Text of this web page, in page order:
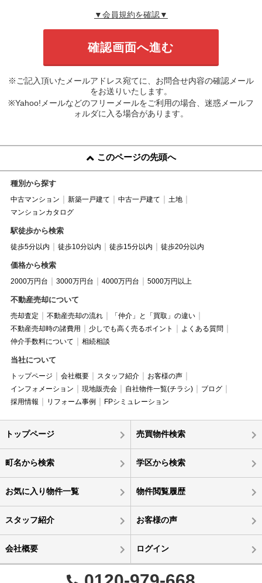
▼会員規約を確認▼
※ご記入頂いたメールアドレス宛てに、お問合せ内容の確認メール
をお送りいたします。
※Yahoo!メールなどのフリーメールをご利用の場合、迷惑メールフ
ォルダに入る場合があります。
このページの先頭へ
種別から探す
中古マンション 新築一戸建て 中古一戸建て
土地
マンションカタログ
駅徒歩から検索
徒歩5分以内 徒歩10分以内 徒歩15分以内 徒歩20分以内
価格から検索
2000万円台 3000万円台 4000万円台 5000万円以上
不動産売却について
売却査定 不動産売却の流れ
「仲介」と「買取」の違い
不動産売却時の諸費用
少しでも高く売るポイント
よくある質問
仲介手数料について
相続相談
当社について
トップページ 会社概要 スタッフ紹介
お客様の声
インフォメーション
現地販売会 自社物件一覧(チラシ)
ブログ
採用情報
リフォーム事例 FPシミュレーション
トップページ 売買物件検索
町名から検索 学区から検索
お気に入り物件一覧 物件閲覧履歴
スタッフ紹介 お客様の声
会社概要 ログイン